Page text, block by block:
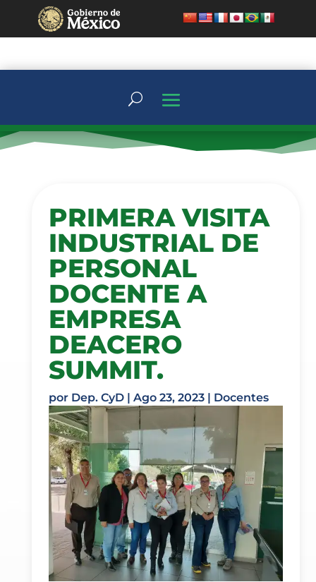
PRIMERA VISITA
INDUSTRIAL DE
PERSONAL
DOCENTE A
EMPRESA
DEACERO
SUMMIT.
por Dep. CyD| Ago 23, 2023| Docentes